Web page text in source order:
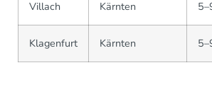
Villach Kärnten
Klagenfurt Kärnten